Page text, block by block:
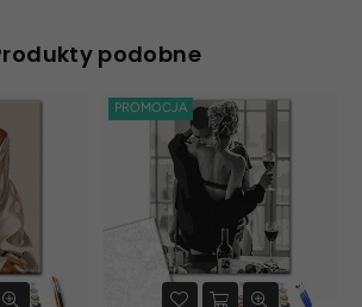
podobne
PROMOCJA